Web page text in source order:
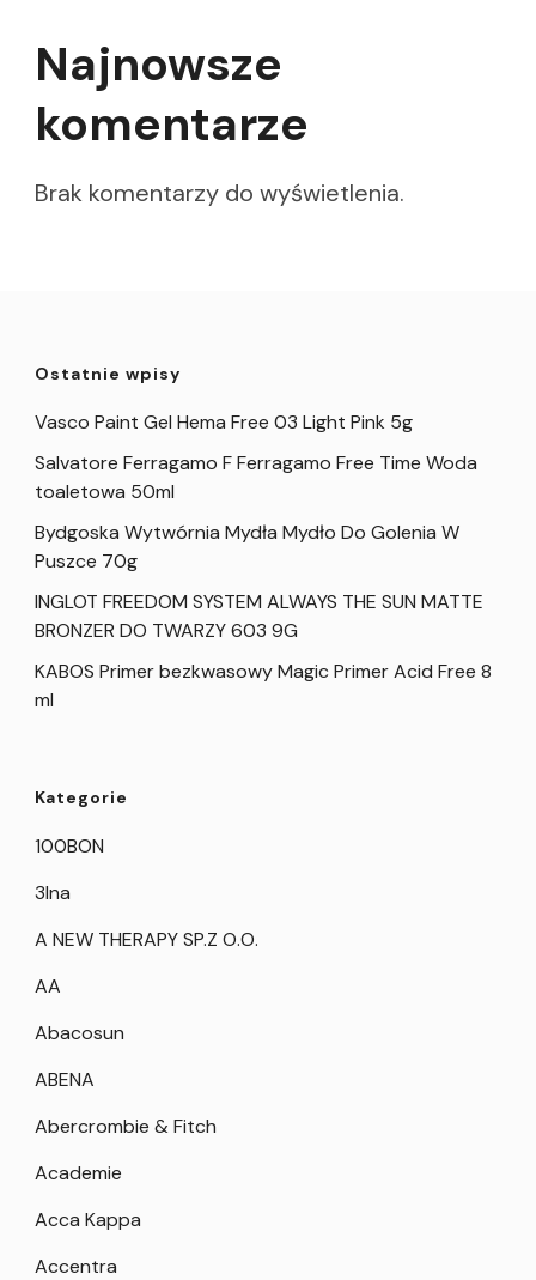
Najnowsze
komentarze
Brak komentarzy do wyświetlenia.
Ostatnie wpisy
Vasco Paint Gel Hema Free 03 Light Pink 5g
Salvatore Ferragamo F Ferragamo Free Time Woda
toaletowa 50ml
Bydgoska Wytwórnia Mydła Mydło Do Golenia W
Puszce 70g
INGLOT FREEDOM SYSTEM ALWAYS THE SUN MATTE
BRONZER DO TWARZY 603 9G
KABOS Primer bezkwasowy Magic Primer Acid Free 8
ml
Kategorie
100BON
3Ina
A NEW THERAPY SP.Z O.O.
AA
Abacosun
ABENA
Abercrombie & Fitch
Academie
Acca Kappa
Accentra